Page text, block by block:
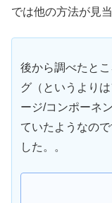
では他の方法が見当
後から調べたと
グ（というより
ージ/コンポーネ
ていたようなの
した。。